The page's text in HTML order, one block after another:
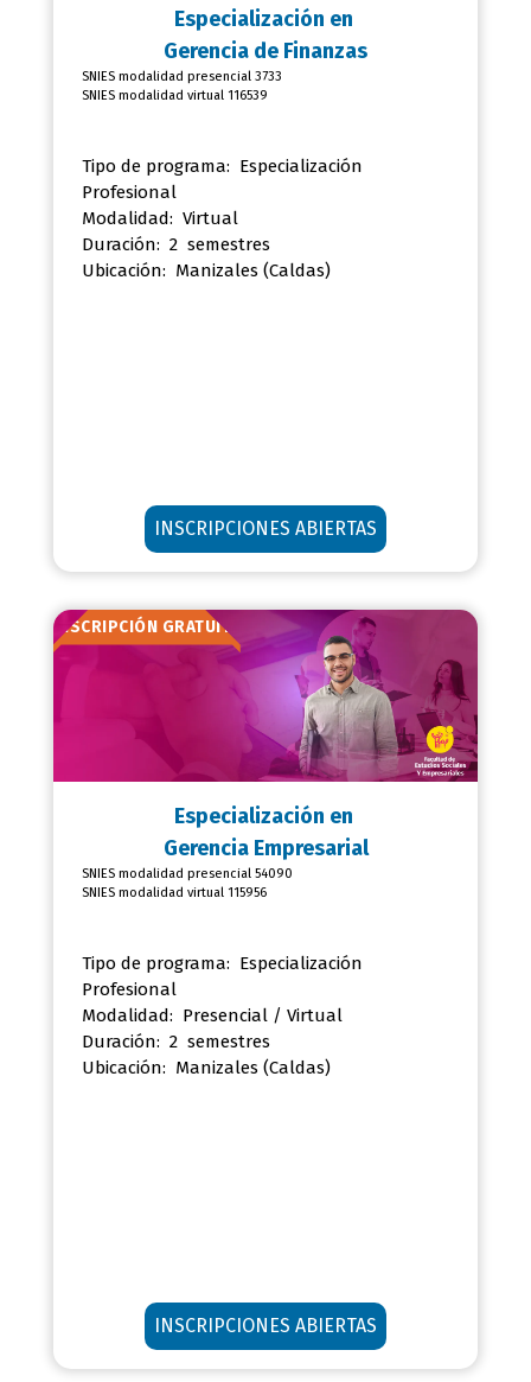
Especialización en
Gerencia de Finanzas
SNIES modalidad presencial 3733
SNIES modalidad virtual 116539
Tipo de programa: Especialización
Profesional
Modalidad: Virtual
Duración: 2 semestres
Ubicación: Manizales (Caldas)
INSCRIPCIONES ABIERTAS
INSCRIPCIÓN GRATUITA
Especialización en
Gerencia Empresarial
SNIES modalidad presencial 54090
SNIES modalidad virtual 115956
Tipo de programa: Especialización
Profesional
Modalidad: Presencial / Virtual
Duración: 2 semestres
Ubicación: Manizales (Caldas)
INSCRIPCIONES ABIERTAS